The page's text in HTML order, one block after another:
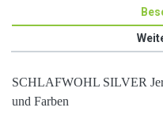
SCHLAFWOHL SILVER
und Farben